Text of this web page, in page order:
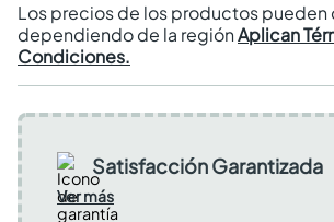
Los precios de los productos pueden
dependiendo de la regiónAplican
Condiciones.
Satisfacción Garantizada
Ver más